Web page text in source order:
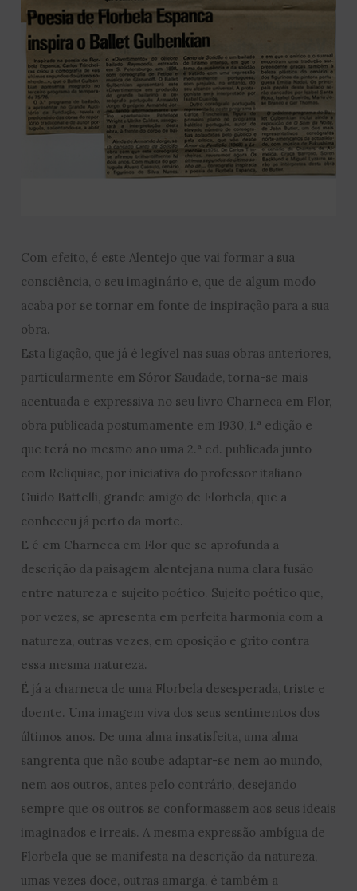
Com efeito, é este Alentejo que vai formar a sua
consciência, o seu imaginário e, que de algum modo
acaba por se tornar em fonte de inspiração para a sua
obra.
Esta ligação, que já é legível nas suas obras anteriores,
particularmente em Sóror Saudade, torna-se mais
acentuada e expressiva no seu livro Charneca em Flor,
obra publicada postumamente em 1930, 1.ª edição e
que terá no mesmo ano uma 2.ª ed. publicada junto
com Reliquiae, por iniciativa do professor italiano
Guido Battelli, grande amigo de Florbela, que a
conheceu já perto da morte.
E é em Charneca em Flor que se aprofunda a
descrição da paisagem alentejana numa clara fusão
entre natureza e sujeito poético. Sujeito poético que,
por vezes, se apresenta em perfeita harmonia com a
natureza, outras vezes, em oposição e grito contra
essa mesma natureza.
É já a charneca de uma Florbela desesperada, triste e
doente. Uma imagem viva dos seus sentimentos dos
últimos anos. De uma alma insatisfeita, uma alma
sangrenta que não soube adaptar-se nem ao mundo,
nem aos outros, antes pelo contrário, desejando
sempre que os outros se conformassem aos seus ideais
imaginados e irreais. A mesma expressão ambígua de
Florbela que se manifesta na descrição da natureza,
umas vezes doce, outras amarga, é também a